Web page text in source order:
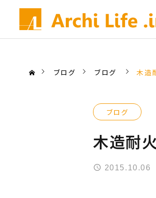
ブログ ブログ 木造
ブログ
木造耐
2015.10.06